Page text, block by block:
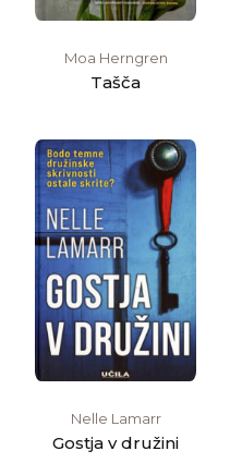
Moa Herngren
Tašča
Nelle Lamarr
Gostja v družini